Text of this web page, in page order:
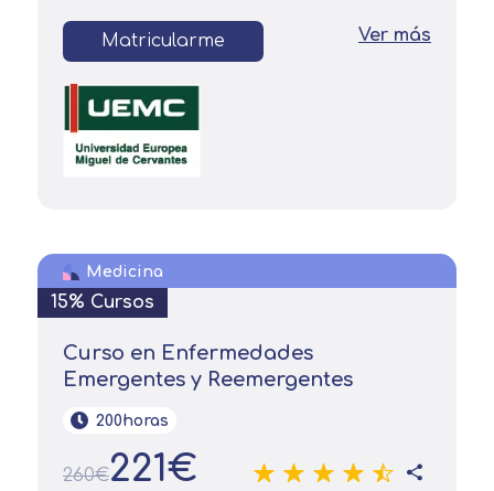
Matricularme Ver más
Medicina
15% Cursos
Curso en Enfermedades
Emergentes y Reemergentes
200horas
260€221€